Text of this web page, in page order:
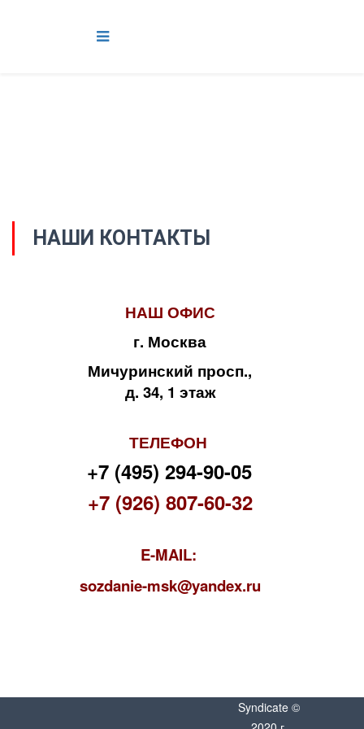
НАШИ КОНТАКТЫ
НАШ ОФИС
г. Москва
Мичуринский просп.,
д. 34, 1 этаж
ТЕЛЕФОН
+7 (495) 294-90-05
+7 (926) 807-60-32
E-MAIL:
sozdanie-msk@yandex.ru
Syndicate ©